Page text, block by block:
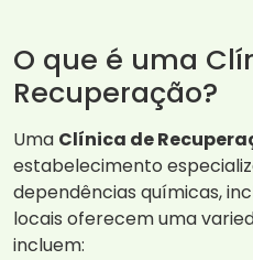
O que é uma
Recuperação?
Uma Clínica de
estabelecimento
dependências químicas,
locais oferecem uma
incluem: